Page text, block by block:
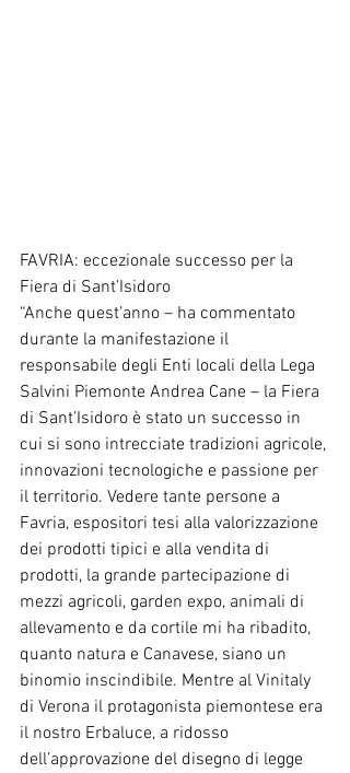
FAVRIA: eccezionale successo per la
Fiera di Sant’Isidoro
“Anche quest’anno – ha commentato
durante la manifestazione il
responsabile degli Enti locali della Lega
Salvini Piemonte Andrea Cane – la Fiera
di Sant’Isidoro è stato un successo in
cui si sono intrecciate tradizioni agricole,
innovazioni tecnologiche e passione per
il territorio. Vedere tante persone a
Favria, espositori tesi alla valorizzazione
dei prodotti tipici e alla vendita di
prodotti, la grande partecipazione di
mezzi agricoli, garden expo, animali di
allevamento e da cortile mi ha ribadito,
quanto natura e Canavese, siano un
binomio inscindibile. Mentre al Vinitaly
di Verona il protagonista piemontese era
il nostro Erbaluce, a ridosso
dell’approvazione del disegno di legge